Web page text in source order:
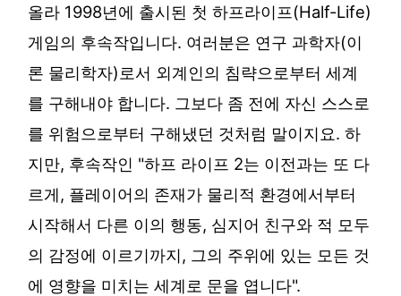
올라 1998년에 출시된 첫 하프라이프(Half-Life)
게임의 후속작입니다. 여러분은 연구 과학자(이
론 물리학자)로서 외계인의 침략으로부터 세계
를 구해내야 합니다. 그보다 좀 전에 자신 스스로
를 위험으로부터 구해냈던 것처럼 말이지요. 하
지만, 후속작인 "하프 라이프 2는 이전과는 또 다
르게, 플레이어의 존재가 물리적 환경에서부터
시작해서 다른 이의 행동, 심지어 친구와 적 모두
의 감정에 이르기까지, 그의 주위에 있는 모든 것
에 영향을 미치는 세계로 문을 엽니다".